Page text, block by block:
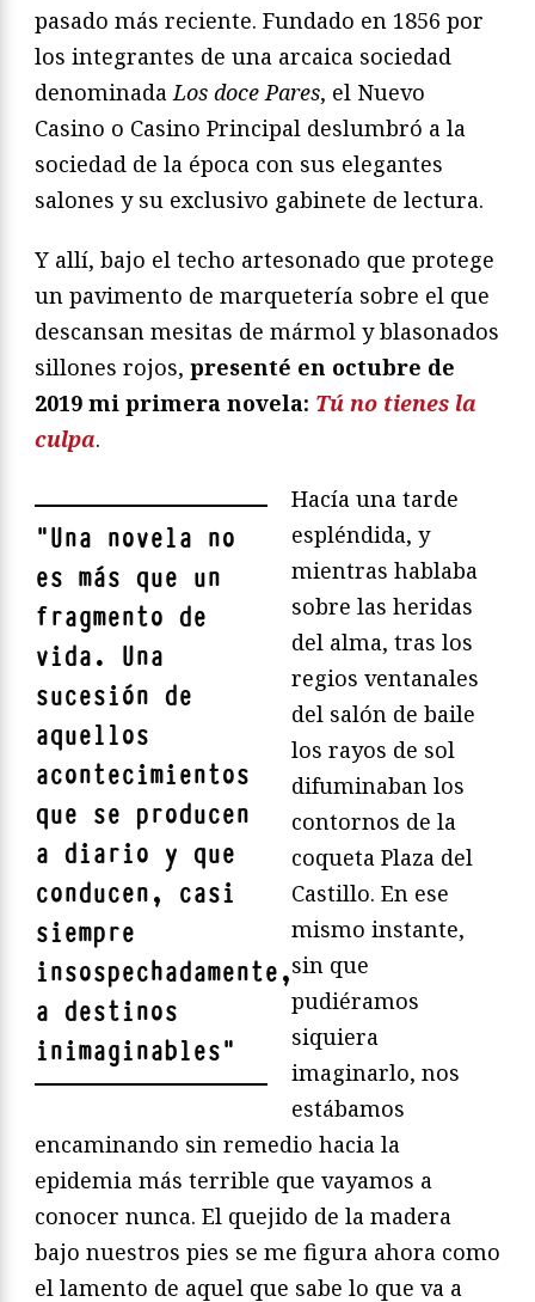
pasado más reciente. Fundado en 1856 por
los integrantes de una arcaica sociedad
denominadaLos doce Pares, el Nuevo
Casino o Casino Principal deslumbró a la
sociedad de la época con sus elegantes
salones y su exclusivo gabinete de lectura.
Y allí, bajo el techo artesonado que protege
un pavimento de marquetería sobre el que
descansan mesitas de mármol y blasonados
sillones rojos, presenté en octubre de
2019 mi primera novela: Tú no tienes la
culpa.
"Una novela no
es más que un
fragmento de
vida. Una
sucesión de
aquellos
acontecimientos
que se producen
a diario y que
conducen, casi
siempre
insospechadamente,
a destinos
inimaginables"
Hacía una tarde
espléndida, y
mientras hablaba
sobre las heridas
del alma, tras los
regios ventanales
del salón de baile
los rayos de sol
difuminaban los
contornos de la
coqueta Plaza del
Castillo. En ese
mismo instante,
sin que
pudiéramos
siquiera
imaginarlo, nos
estábamos
encaminando sin remedio hacia la
epidemia más terrible que vayamos a
conocer nunca. El quejido de la madera
bajo nuestros pies se me figura ahora como
el lamento de aquel que sabe lo que va a